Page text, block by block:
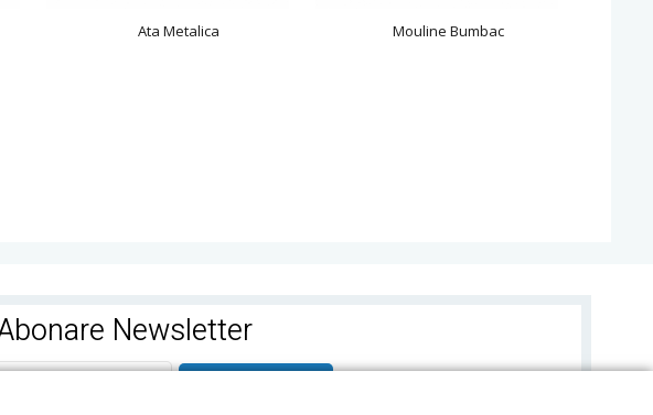
Ata Metalica Mouline Bumbac
Newsletter